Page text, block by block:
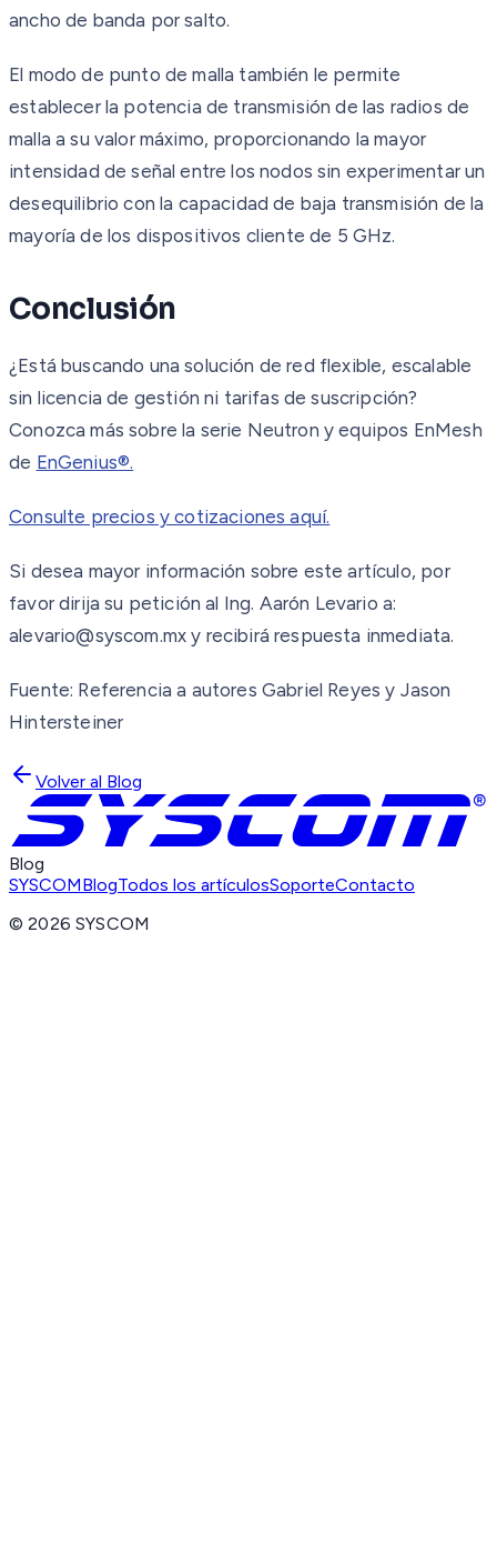
ancho de banda por salto.
El modo de punto de malla también le permite
establecer la potencia de transmisión de las radios de
malla a su valor máximo, proporcionando la mayor
intensidad de señal entre los nodos sin experimentar un
desequilibrio con la capacidad de baja transmisión de la
mayoría de los dispositivos cliente de 5 GHz.
Conclusión
¿Está buscando una solución de red flexible, escalable
sin licencia de gestión ni tarifas de suscripción?
Conozca más sobre la serie Neutron y equipos EnMesh
de EnGenius®.
Consulte precios y cotizaciones aquí.
Si desea mayor información sobre este artículo, por
favor dirija su petición al Ing. Aarón Levario a:
alevario@syscom.mx y recibirá respuesta inmediata.
Fuente: Referencia a autores Gabriel Reyes y Jason
Hintersteiner
Volver al Blog
Blog
SYSCOMBlogTodos los artículosSoporteContacto
©2026 SYSCOM